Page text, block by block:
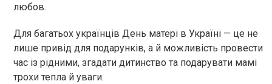
любов.
Для багатьох українців День матері в Україні — це не
лише привід для подарунків, а й можливість провести
час із рідними, згадати дитинство та подарувати мамі
трохи тепла й уваги.